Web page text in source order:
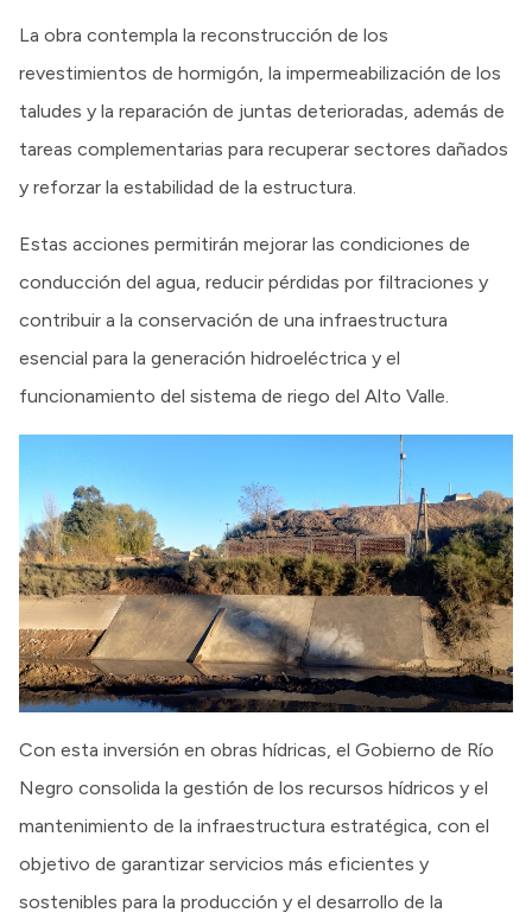
La obra contempla la reconstrucción de los
revestimientos de hormigón, la impermeabilización de los
taludes y la reparación de juntas deterioradas, además de
tareas complementarias para recuperar sectores dañados
y reforzar la estabilidad de la estructura.
Estas acciones permitirán mejorar las condiciones de
conducción del agua, reducir pérdidas por filtraciones y
contribuir a la conservación de una infraestructura
esencial para la generación hidroeléctrica y el
funcionamiento del sistema de riego del Alto Valle.
Con esta inversión en obras hídricas, el Gobierno de Río
Negro consolida la gestión de los recursos hídricos y el
mantenimiento de la infraestructura estratégica, con el
objetivo de garantizar servicios más eficientes y
sostenibles para la producción y el desarrollo de la